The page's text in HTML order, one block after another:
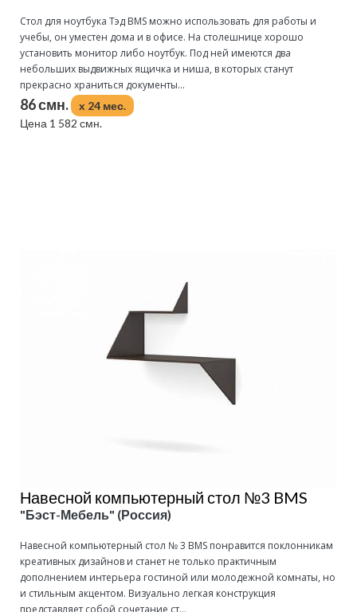
Стол для ноутбука Тэд BMS можно использовать для работы и
учебы, он уместен дома и в офисе. На столешнице хорошо
установить монитор либо ноутбук. Под ней имеются два
небольших выдвижных ящичка и ниша, в которых станут
прекрасно храниться документы...
86 смн.
x 24 мес.
Цена 1 582 смн.
Навесной компьютерный стол №3 BMS
"Бэст-Мебель" (Россия)
Навесной компьютерный стол № 3 BMS понравится поклонникам
креативных дизайнов и станет не только практичным
дополнением интерьера гостиной или молодежной комнаты, но
и стильным акцентом. Визуально легкая конструкция
представляет собой сочетание ст...